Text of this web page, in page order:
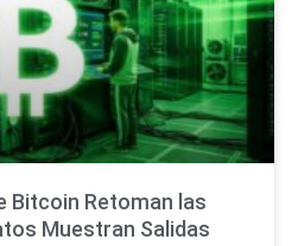
Bitcoin Retoman las
Muestran Salidas